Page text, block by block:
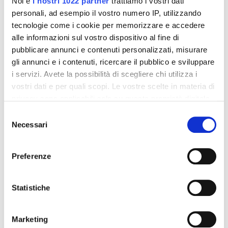
personali, ad esempio il vostro numero IP, utilizzando
tecnologie come i cookie per memorizzare e accedere
alle informazioni sul vostro dispositivo al fine di
pubblicare annunci e contenuti personalizzati, misurare
gli annunci e i contenuti, ricercare il pubblico e sviluppare
i servizi. Avete la possibilità di scegliere chi utilizza i
vostri dati e per quali scopi. Le vostre scelte in materia di
modificare o revocare il proprio consenso in qualsiasi
momento dalla Dichiarazione sui cookie o facendo clic
raccogliere informazioni sulla tua posizione
geografica, con un'approssimazione di qualche
Identificare il tuo dispositivo, scansionandolo
delNecessari
Preferenze
Statistiche
Marketing
Formato:
Flaconcino gocce da 15 ml
Dettagli del prodotto
Altri prodotti che potrebbero